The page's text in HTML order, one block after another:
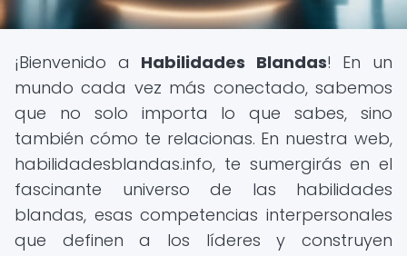
¡Bienvenido a Habilidades Blandas! En un
mundo cada vez más conectado, sabemos
que no solo importa lo que sabes, sino
también cómo te relacionas. En nuestra web,
habilidadesblandas.info, te sumergirás en el
fascinante universo de las habilidades
blandas, esas competencias interpersonales
que definen a los líderes y construyen